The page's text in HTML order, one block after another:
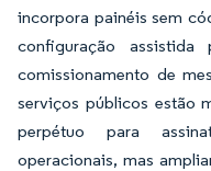
incorpora painéis sem
configuração
comissionamento de
serviços públicos estão
perpétuo para
operacionais, mas